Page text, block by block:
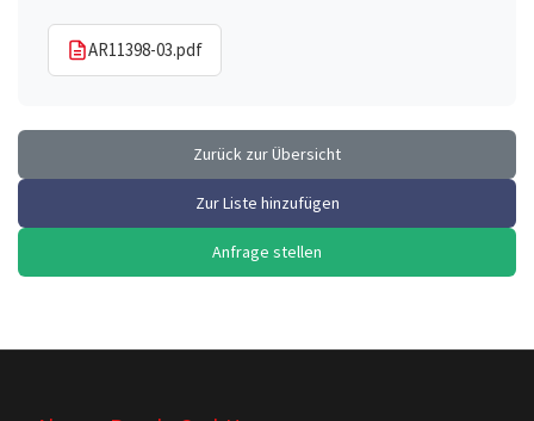
AR11398-03.pdf
Zurück zur Übersicht
Zur Liste hinzufügen
Anfrage stellen